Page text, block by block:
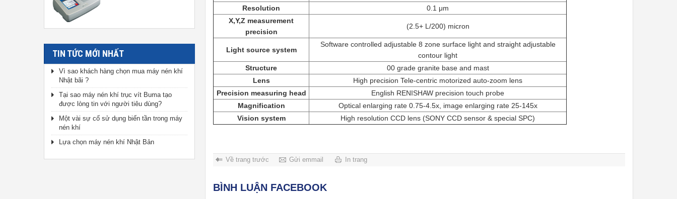
TIN TỨC MỚI NHẤT
Vì sao khách hàng chọn mua máy nén khí
Nhật bãi ?
Tại sao máy nén khí trục vít Buma tạo
được lòng tin với người tiêu dùng?
Một vài sự cố sử dụng biến tần trong máy
nén khí
Lựa chọn máy nén khí Nhật Bản
Resolution
0.1 μm
X,Y,Z measurement
precision
(2.5+ L/200) micron
Light source system
Software controlled adjustable 8 zone surface light and straight adjustable
contour light
Structure
00 grade granite base and mast
Lens
High precision Tele-centric motorized auto-zoom lens
Precision measuring head
English RENISHAW precision touch probe
Magnification
Optical enlarging rate 0.75-4.5x, image enlarging rate 25-145x
Vision system
High resolution CCD lens (SONY CCD sensor & special SPC)
Về trang trước Gửi emmail In trang
BÌNH LUẬN FACEBOOK